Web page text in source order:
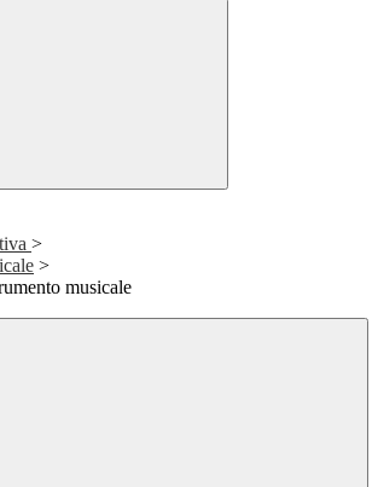
>
>
musicale